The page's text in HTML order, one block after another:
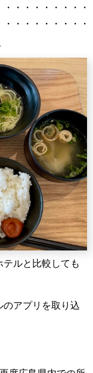
・・・・・・・・
・・・・・・・・
ルと比較しても
のアプリを取り込